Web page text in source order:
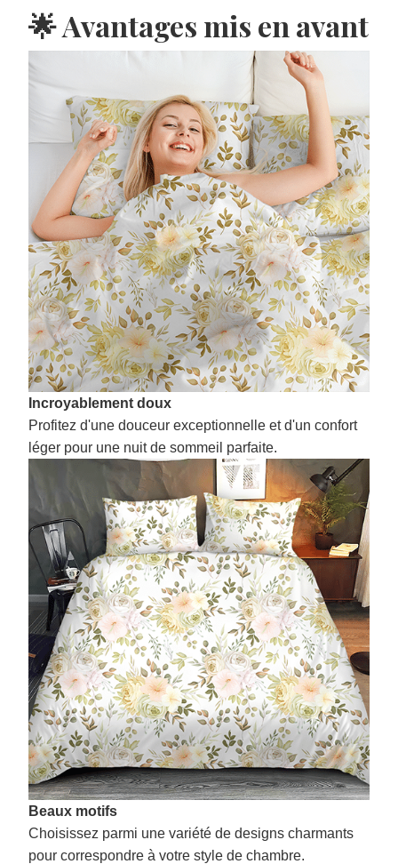
🌟 Avantages mis en avant
Incroyablement doux
Profitez d'une douceur exceptionnelle et d'un confort
léger pour une nuit de sommeil parfaite.
Beaux motifs
Choisissez parmi une variété de designs charmants
pour correspondre à votre style de chambre.